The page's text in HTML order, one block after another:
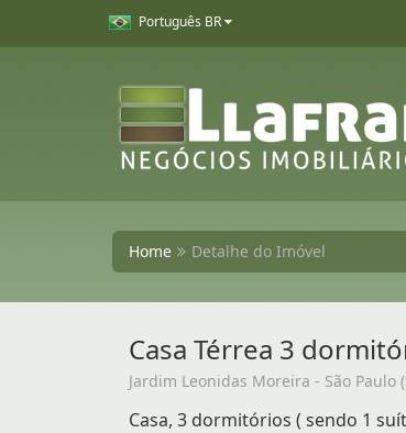
Português BR
Home Detalhe do Imóvel
Casa Térrea 3
Jardim Leonidas Moreira - São Paulo
Casa, 3 dormitórios ( sendo 1